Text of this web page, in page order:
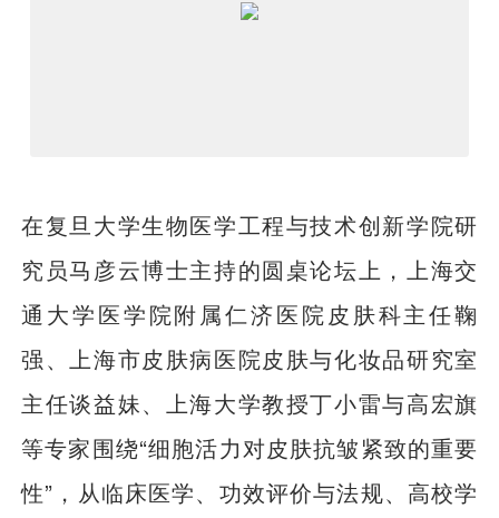
在复旦大学生物医学工程与技术创新学院研
究员马彦云博士主持的圆桌论坛上，上海交
通大学医学院附属仁济医院皮肤科主任鞠
强、上海市皮肤病医院皮肤与化妆品研究室
主任谈益妹、上海大学教授丁小雷与高宏旗
等专家围绕“细胞活力对皮肤抗皱紧致的重要
性”，从临床医学、功效评价与法规、高校学